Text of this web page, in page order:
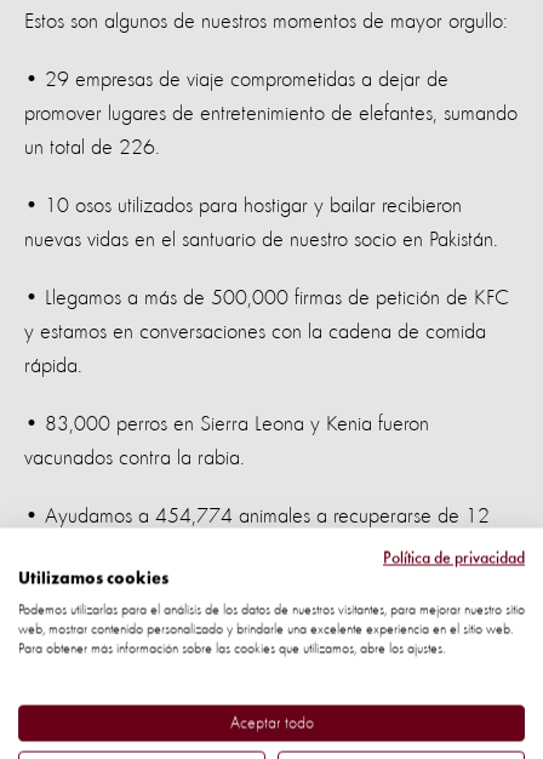
Estos son algunos de nuestros momentos de mayor orgullo:
• 29 empresas de viaje comprometidas a dejar de
promover lugares de entretenimiento de elefantes, sumando
un total de 226.
• 10 osos utilizados para hostigar y bailar recibieron
nuevas vidas en el santuario de nuestro socio en Pakistán.
• Llegamos a más de 500,000 firmas de petición de KFC
y estamos en conversaciones con la cadena de comida
rápida.
• 83,000 perros en Sierra Leona y Kenia fueron
vacunados contra la rabia.
• Ayudamos a 454,774 animales a recuperarse de 12
• El trabajo de preparación para desastres que hicimos
con los gobiernos y las ONG este año ayudará a proteger
Política de privacidad
Utilizamos cookies
Podemos utilizarlas para el análisis de los datos de nuestros visitantes, para mejorar nuestro sitio
web, mostrar contenido personalizado y brindarle una excelente experiencia en el sitio web.
Para obtener más información sobre las cookies que utilizamos, abre los ajustes.
Aceptar todo